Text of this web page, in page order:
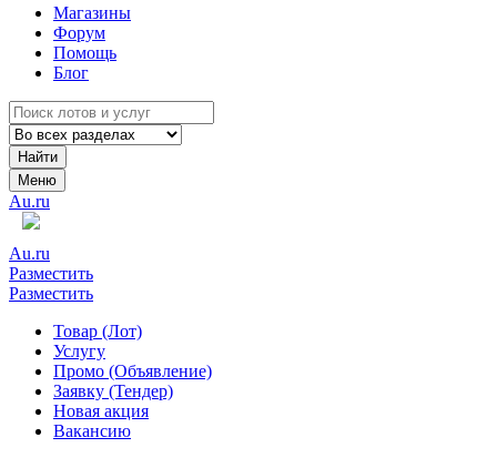
Магазины
Форум
Помощь
Блог
Найти
Меню
Au.ru
Au.ru
Разместить
Разместить
Товар (Лот)
Услугу
Промо (Объявление)
Заявку (Тендер)
Новая акция
Вакансию